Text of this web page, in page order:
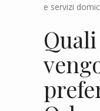
e servizi